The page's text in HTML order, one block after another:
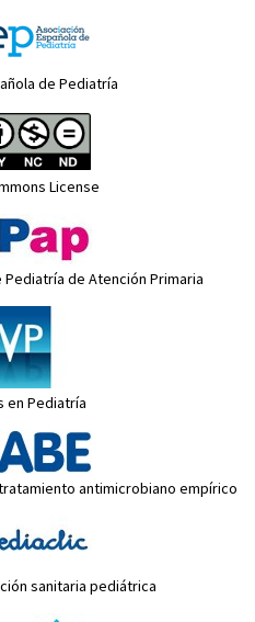
de Pediatría
License
de Atención Primaria
en Pediatría
antimicrobiano empírico
sanitaria pediátrica